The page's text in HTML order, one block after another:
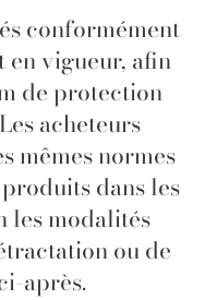
conformément
en vigueur, afin
de protection
acheteurs
mêmes normes
dans les
les modalités
ou de
après.